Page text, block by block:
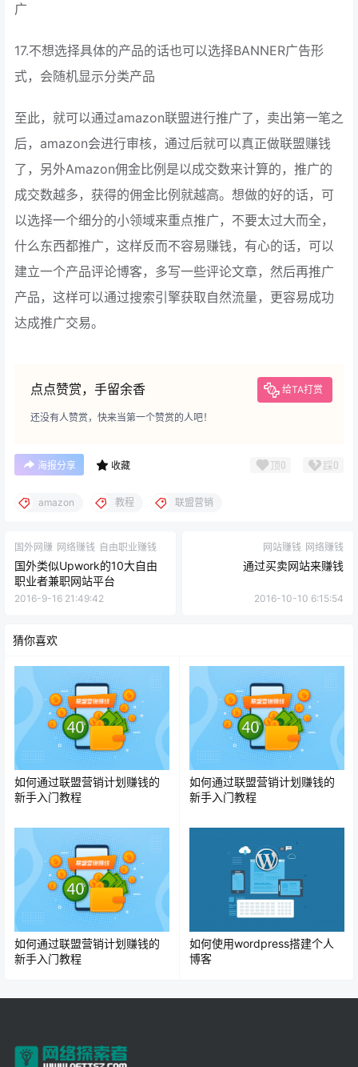
广
17.不想选择具体的产品的话也可以选择BANNER广告形
式，会随机显示分类产品
至此，就可以通过amazon联盟进行推广了，卖出第一笔之
后，amazon会进行审核，通过后就可以真正做联盟赚钱
了，另外Amazon佣金比例是以成交数来计算的，推广的
成交数越多，获得的佣金比例就越高。想做的好的话，可
以选择一个细分的小领域来重点推广，不要太过大而全，
什么东西都推广，这样反而不容易赚钱，有心的话，可以
建立一个产品评论博客，多写一些评论文章，然后再推广
产品，这样可以通过搜索引擎获取自然流量，更容易成功
达成推广交易。
点点赞赏，手留余香 给TA打赏
还没有人赞赏，快来当第一个赞赏的人吧！
海报分享 收藏 顶0 踩0
amazon 教程 联盟营销
国外网赚 网络赚钱 自由职业赚钱
国外类似Upwork的10大自由
职业者兼职网站平台
2016-9-16 21:49:42
网站赚钱 网络赚钱
通过买卖网站来赚钱
2016-10-10 6:15:54
猜你喜欢
如何通过联盟营销计划赚钱的
新手入门教程
如何通过联盟营销计划赚钱的
新手入门教程
如何通过联盟营销计划赚钱的
新手入门教程
如何使用wordpress搭建个人
博客